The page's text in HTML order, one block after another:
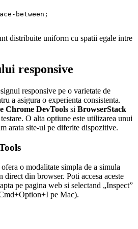
between;
distribuite uniform cu spatii egale intre
responsive
responsive pe o varietate de
a asigura o experienta consistenta.
Chrome DevTools si BrowserStack
O alta optiune este utilizarea unui
arata site-ul pe diferite dispozitive.
o modalitate simpla de a simula
direct din browser. Poti accesa aceste
pe pagina web si selectand „Inspect”
pe Mac).